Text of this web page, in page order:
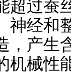
超过蚕
神经和
，产生
机械性